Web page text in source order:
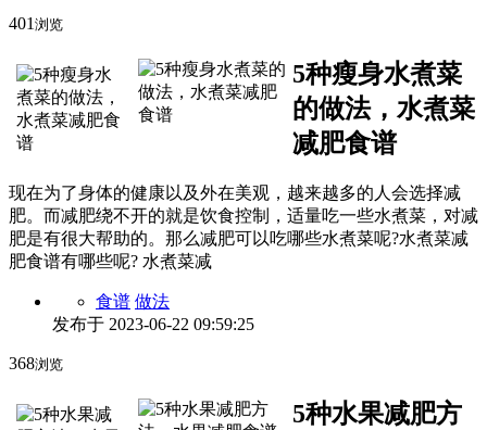
401 浏览
5种瘦身水煮菜
的做法，水煮菜
减肥食谱
现在为了身体的健康以及外在美观，越来越多的人会选择减
肥。而减肥绕不开的就是饮食控制，适量吃一些水煮菜，对减
肥是有很大帮助的。那么减肥可以吃哪些水煮菜呢?水煮菜减
肥食谱有哪些呢? 水煮菜减
食谱 做法
发布于 2023-06-22 09:59:25
368浏览
5种水果减肥方